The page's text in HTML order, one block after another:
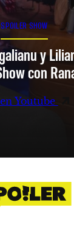
SPOILER SHOW
y
con
Youtube